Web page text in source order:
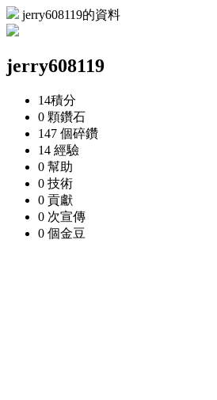
jerry608119的資料
jerry608119
14積分
0 顆鑽石
147 個碎鑽
14 經驗
0 幫助
0 技術
0 貢獻
0 次宣傳
0 個金豆